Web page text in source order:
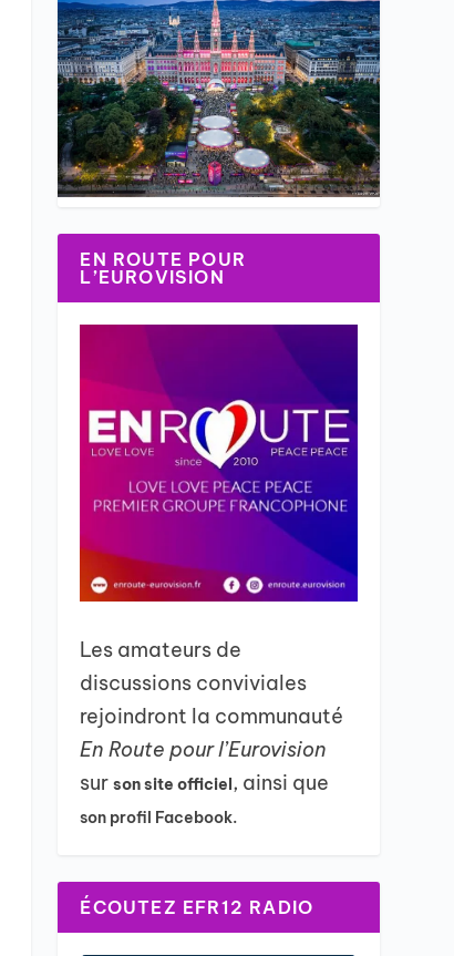
EN ROUTE POUR
L’EUROVISION
Les amateurs de
discussions conviviales
rejoindront la communauté
En Route pour l’Eurovision
surson site officiel, ainsi que
son profil Facebook.
ÉCOUTEZ EFR12 RADIO